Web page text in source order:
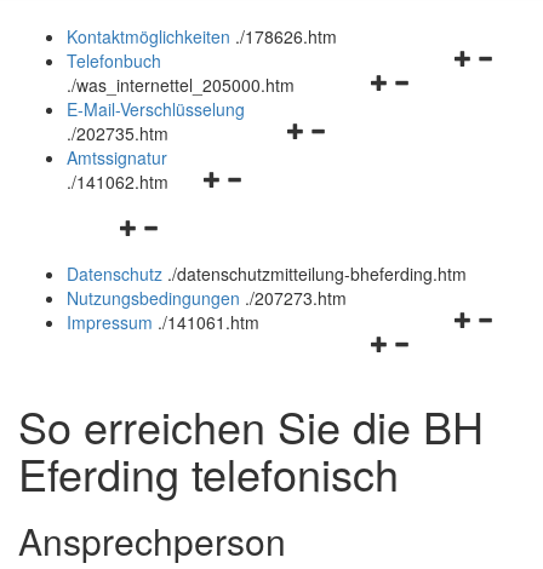
Kontaktmöglichkeiten ./178626.htm
Navigationsmenü
Telefonbuch
./was_internettel_205000.htm
Navigationsmenü
E-Mail-Verschlüsselung
./202735.htm
Navigationsmenü
Amtssignatur
./141062.htm
Navigationsmenü
und
schließen
Datenschutz ./datenschutzmitteilung-bheferding.htm
Nutzungsbedingungen ./207273.htm
Navigationsmenü
schließen
Impressum ./141061.htm
So erreichen Sie die BH
Eferding telefonisch
Ansprechperson